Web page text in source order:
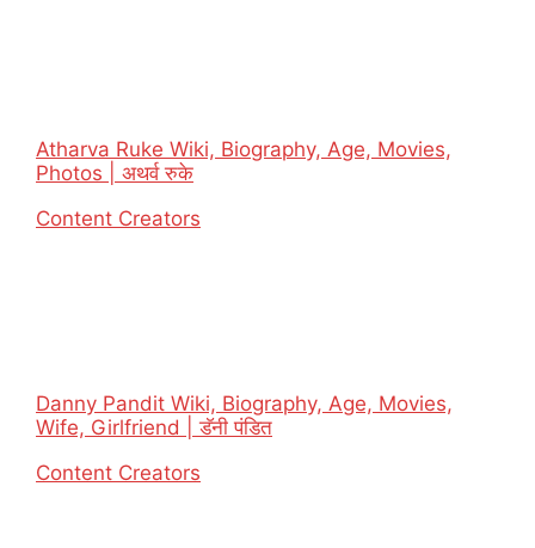
Atharva Ruke Wiki, Biography, Age, Movies,
Photos | अथर्व रुके
In relation to
Content Creators
Danny Pandit Wiki, Biography, Age, Movies,
Wife, Girlfriend | डॅनी पंडित
In relation to
Content Creators